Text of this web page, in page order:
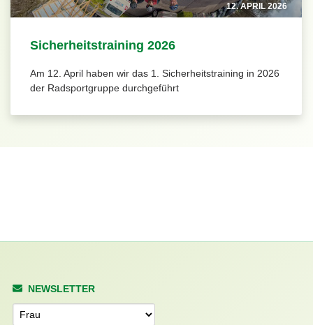
12. APRIL 2026
Sicherheitstraining 2026
Am 12. April haben wir das 1. Sicherheitstraining in 2026
der Radsportgruppe durchgeführt
NEWSLETTER
Anrede